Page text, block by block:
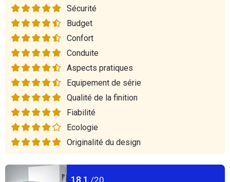
Sécurité
Budget
Confort
Conduite
Aspects pratiques
Equipement de série
Qualité de la finition
Fiabilité
Ecologie
Originalité du design
18,1 /20